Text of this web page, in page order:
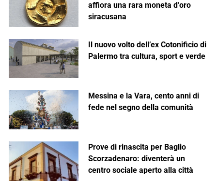
affiora una rara moneta d’oro
siracusana
Il nuovo volto dell’ex Cotonificio di
Palermo tra cultura, sport e verde
Messina e la Vara, cento anni di
fede nel segno della comunità
Prove di rinascita per Baglio
Scorzadenaro: diventerà un
centro sociale aperto alla città